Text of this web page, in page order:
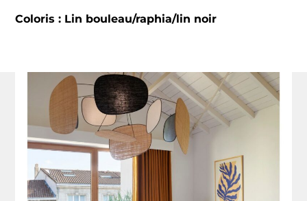
Coloris : Lin bouleau/raphia/lin noir